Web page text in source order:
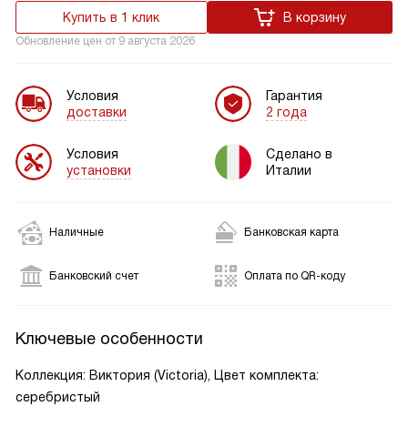
Купить в 1 клик В корзину
Обновление цен от 9 августа 2026
Условия
доставки
Условия
установки
Гарантия
2 года
Сделано в
Италии
Наличные Банковская карта
Банковский счет Оплата по QR-коду
Ключевые особенности
Коллекция: Виктория (Victoria), Цвет комплекта:
серебристый